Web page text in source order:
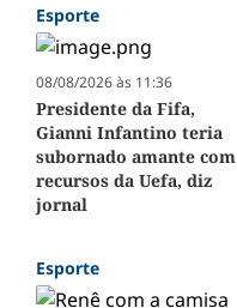
Esporte
08/08/2026 às 11:36
Presidente da Fifa,
Gianni Infantino teria
subornado amante com
recursos da Uefa, diz
jornal
Esporte